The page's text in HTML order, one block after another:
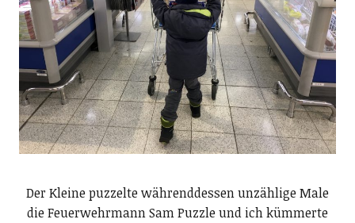
Der Kleine puzzelte währenddessen unzählige Male
die Feuerwehrmann Sam Puzzle und ich kümmerte